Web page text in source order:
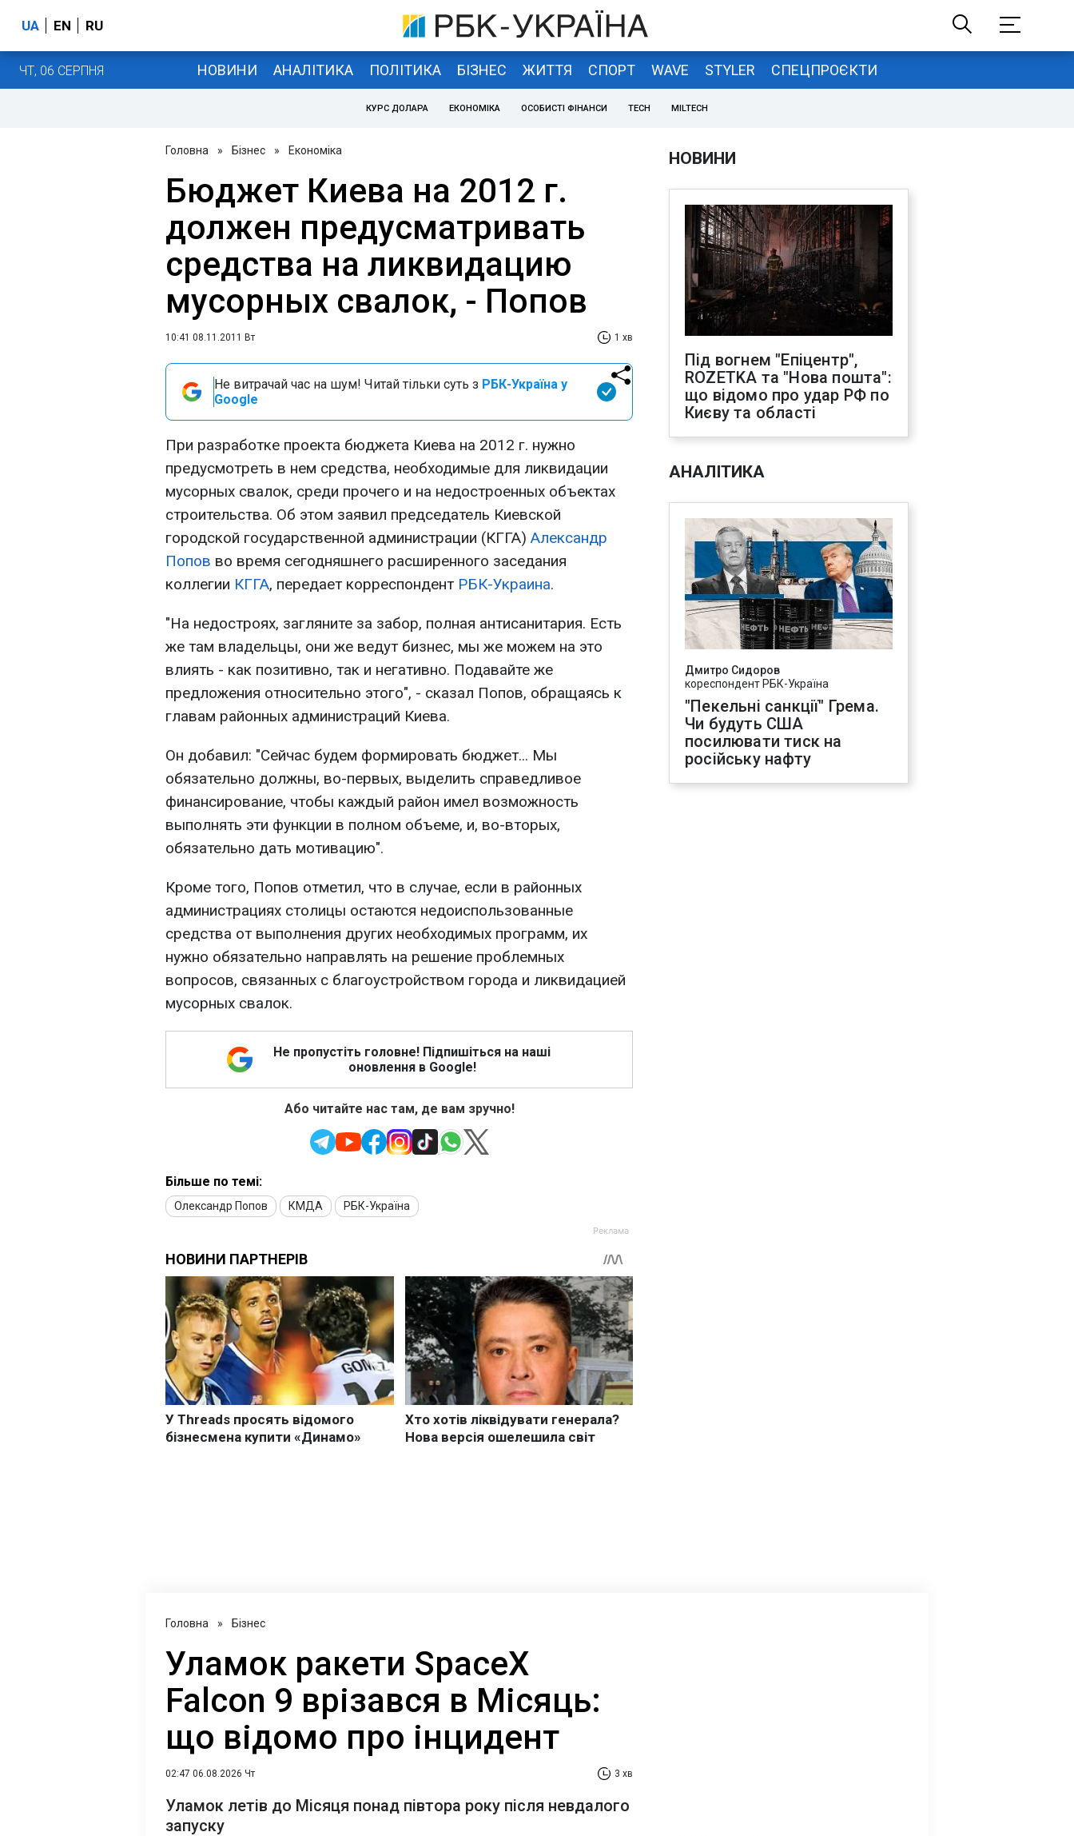
UA EN RU
ЧТ, 06 СЕРПНЯ НОВИНИ АНАЛІТИКА ПОЛІТИКА БІЗНЕС ЖИТТЯ СПОРТ WAVE STYLER СПЕЦПРОЄКТИ
КУРС ДОЛАРА ЕКОНОМІКА ОСОБИСТІ ФІНАНСИ TECH MILTECH
Головна » Бізнес » Економіка
Бюджет Киева на 2012 г.
должен предусматривать
средства на ликвидацию
мусорных свалок, - Попов
10:41 08.11.2011 Вт 1 хв
Не витрачай час на шум! Читай тільки суть з РБК-Україна у
Google
При разработке проекта бюджета Киева на 2012 г. нужно
предусмотреть в нем средства, необходимые для ликвидации
мусорных свалок, среди прочего и на недостроенных объектах
строительства. Об этом заявил председатель Киевской
городской государственной администрации (КГГА) Александр
Попов во время сегодняшнего расширенного заседания
коллегии КГГА, передает корреспондент РБК-Украина.
"На недостроях, загляните за забор, полная антисанитария. Есть
же там владельцы, они же ведут бизнес, мы же можем на это
влиять - как позитивно, так и негативно. Подавайте же
предложения относительно этого", - сказал Попов, обращаясь к
главам районных администраций Киева.
Он добавил: "Сейчас будем формировать бюджет... Мы
обязательно должны, во-первых, выделить справедливое
финансирование, чтобы каждый район имел возможность
выполнять эти функции в полном объеме, и, во-вторых,
обязательно дать мотивацию".
Кроме того, Попов отметил, что в случае, если в районных
администрациях столицы остаются недоиспользованные
средства от выполнения других необходимых программ, их
нужно обязательно направлять на решение проблемных
вопросов, связанных с благоустройством города и ликвидацией
мусорных свалок.
Не пропустіть головне! Підпишіться на наші
оновлення в Google!
Або читайте нас там, де вам зручно!
Більше по темі:
Олександр Попов КМДА РБК-Україна
НОВИНИ
Під вогнем "Епіцентр",
ROZETKA та "Нова пошта":
що відомо про удар РФ по
Києву та області
АНАЛІТИКА
Дмитро Сидоров
кореспондент РБК-Україна
"Пекельні санкції" Грема.
Чи будуть США
посилювати тиск на
російську нафту
Головна » Бізнес
Уламок ракети SpaceX
Falcon 9 врізався в Місяць:
що відомо про інцидент
02:47 06.08.2026 Чт 3 хв
Уламок летів до Місяця понад півтора року після невдалого
запуску